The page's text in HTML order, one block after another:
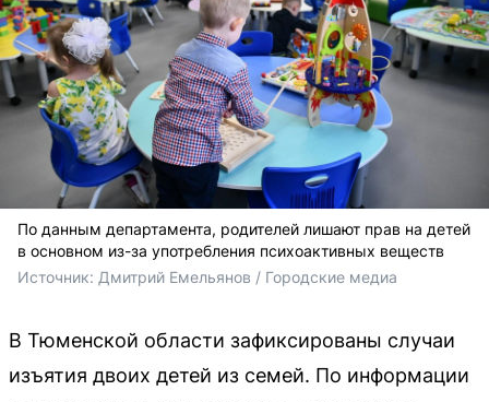
По данным департамента, родителей лишают прав на детей
в основном из-за употребления психоактивных веществ
Источник: Дмитрий Емельянов / Городские медиа
В Тюменской области зафиксированы случаи
изъятия двоих детей из семей. По информации